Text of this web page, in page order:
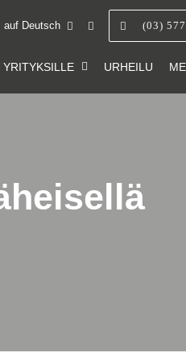
auf Deutsch (03)
YRITYKSILLE URHEILU